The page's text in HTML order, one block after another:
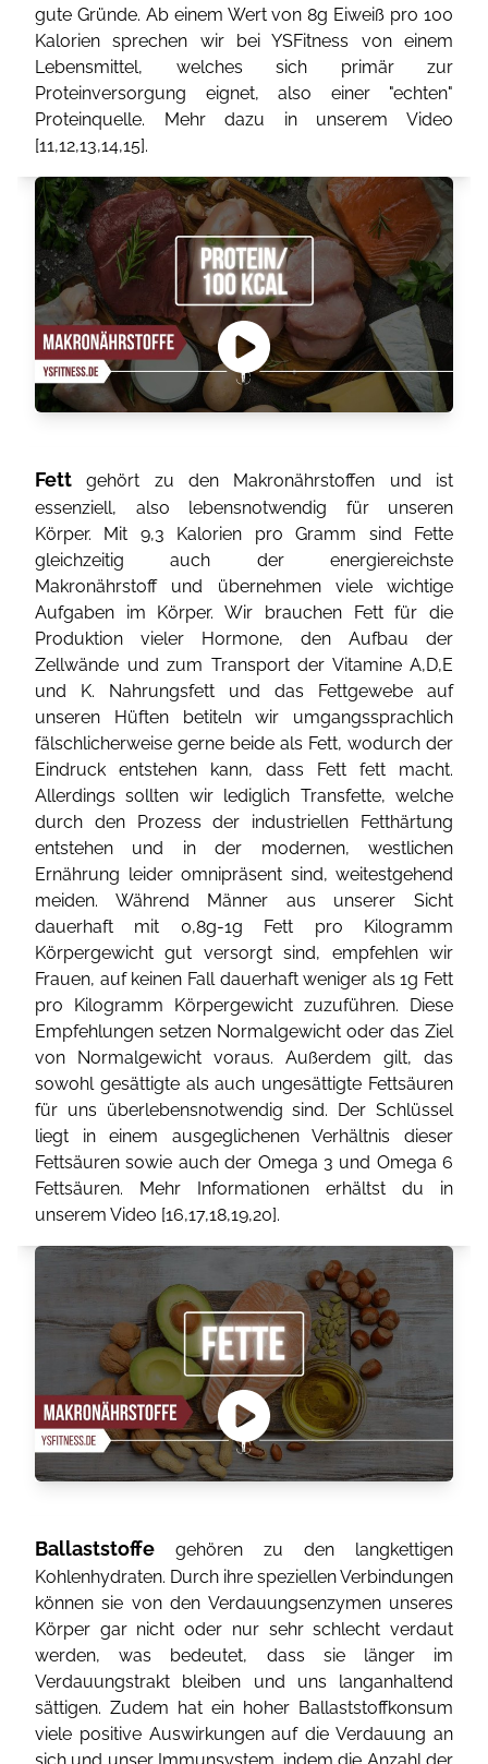
gute Gründe. Ab einem Wert von 8g Eiweiß pro 100
Kalorien sprechen wir bei YSFitness von einem
Lebensmittel, welches sich primär zur
Proteinversorgung eignet, also einer "echten"
Proteinquelle. Mehr dazu in unserem Video
[11,12,13,14,15].
Fett gehört zu den Makronährstoffen und ist
essenziell, also lebensnotwendig für unseren
Körper. Mit 9,3 Kalorien pro Gramm sind Fette
gleichzeitig auch der energiereichste
Makronährstoff und übernehmen viele wichtige
Aufgaben im Körper. Wir brauchen Fett für die
Produktion vieler Hormone, den Aufbau der
Zellwände und zum Transport der Vitamine A,D,E
und K. Nahrungsfett und das Fettgewebe auf
unseren Hüften betiteln wir umgangssprachlich
fälschlicherweise gerne beide als Fett, wodurch der
Eindruck entstehen kann, dass Fett fett macht.
Allerdings sollten wir lediglich Transfette, welche
durch den Prozess der industriellen Fetthärtung
entstehen und in der modernen, westlichen
Ernährung leider omnipräsent sind, weitestgehend
meiden. Während Männer aus unserer Sicht
dauerhaft mit 0,8g-1g Fett pro Kilogramm
Körpergewicht gut versorgt sind, empfehlen wir
Frauen, auf keinen Fall dauerhaft weniger als 1g Fett
pro Kilogramm Körpergewicht zuzuführen. Diese
Empfehlungen setzen Normalgewicht oder das Ziel
von Normalgewicht voraus. Außerdem gilt, das
sowohl gesättigte als auch ungesättigte Fettsäuren
für uns überlebensnotwendig sind. Der Schlüssel
liegt in einem ausgeglichenen Verhältnis dieser
Fettsäuren sowie auch der Omega 3 und Omega 6
Fettsäuren. Mehr Informationen erhältst du in
unserem Video [16,17,18,19,20].
Ballaststoffe gehören zu den langkettigen
Kohlenhydraten. Durch ihre speziellen Verbindungen
können sie von den Verdauungsenzymen unseres
Körper gar nicht oder nur sehr schlecht verdaut
werden, was bedeutet, dass sie länger im
Verdauungstrakt bleiben und uns langanhaltend
sättigen. Zudem hat ein hoher Ballaststoffkonsum
viele positive Auswirkungen auf die Verdauung an